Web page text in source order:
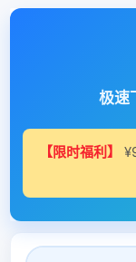
极速
【限时福利】